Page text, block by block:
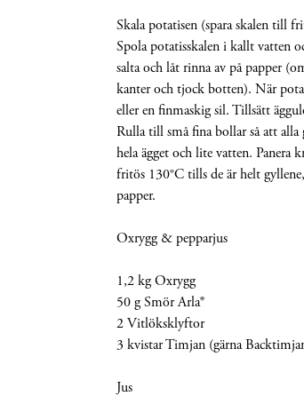
Skala potatisen (spara skalen till
Spola potatisskalen i kallt vatten
salta och låt rinna av på papper
kanter och tjock botten). När
eller en finmaskig sil. Tillsätt
Rulla till små fina bollar så att
hela ägget och lite vatten. Panera
fritös 130°C tills de är helt
papper.
Oxrygg & pepparjus
1,2 kg Oxrygg
50 g Smör Arla®
2 Vitlöksklyftor
3 kvistar Timjan (gärna
Jus